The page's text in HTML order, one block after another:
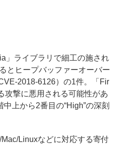
」ライブラリで細工の施され
とヒープバッファーオーバー
2018-6126）の1件。「Fir
攻撃に悪用される可能性があ
上から2番目の“High”の深刻
Linuxなどに対応する寄付